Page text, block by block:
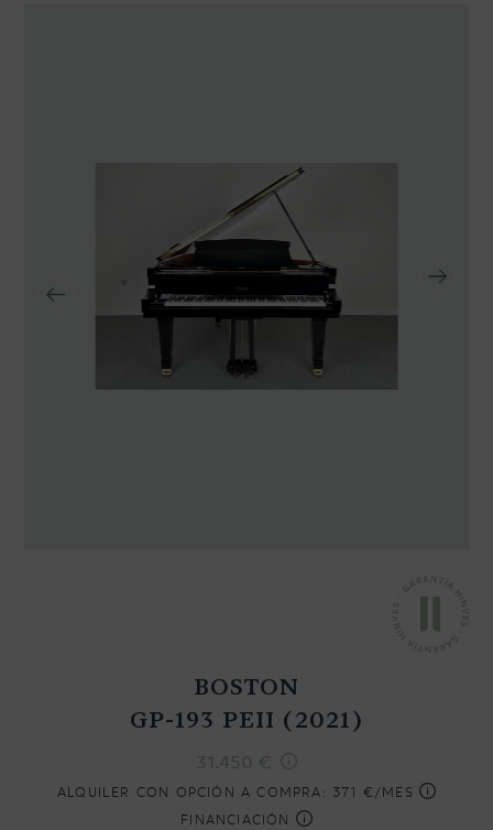
NOSOTROS
HISTORIA
EQUIPO
SHOWROOMS
BOSTON
GP-193 PEII (2021)
31.450 €
ALQUILER CON OPCIÓN A COMPRA: 371 €/MES
FINANCIACIÓN